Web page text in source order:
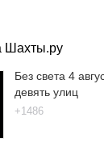
Шахты.ру
Без света 4
девять улиц
+1486